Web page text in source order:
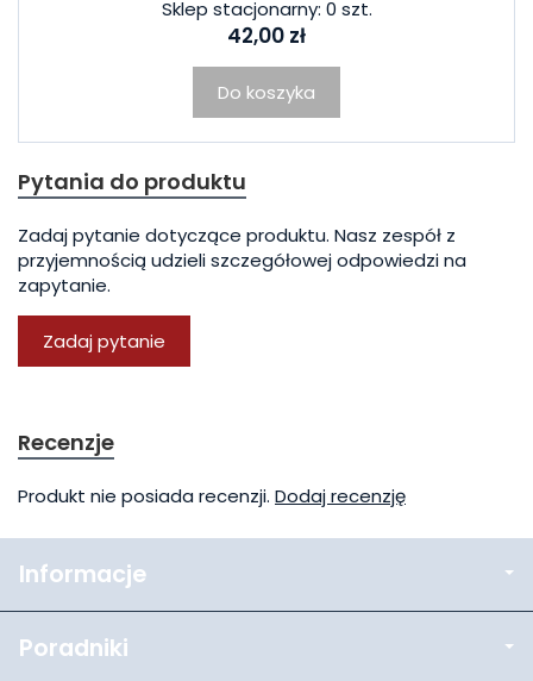
Sklep stacjonarny: 0 szt.
42,00 zł
Do koszyka
Pytania do produktu
Zadaj pytanie dotyczące produktu. Nasz zespół z
przyjemnością udzieli szczegółowej odpowiedzi na
zapytanie.
Zadaj pytanie
Recenzje
Produkt nie posiada recenzji. Dodaj recenzję
Informacje
Poradniki